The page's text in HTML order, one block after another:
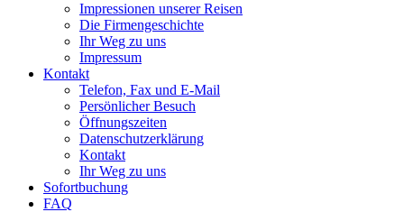
Impressionen unserer Reisen
Die Firmengeschichte
Ihr Weg zu uns
Impressum
Kontakt
Telefon, Fax und E-Mail
Persönlicher Besuch
Öffnungszeiten
Datenschutzerklärung
Kontakt
Ihr Weg zu uns
Sofortbuchung
FAQ